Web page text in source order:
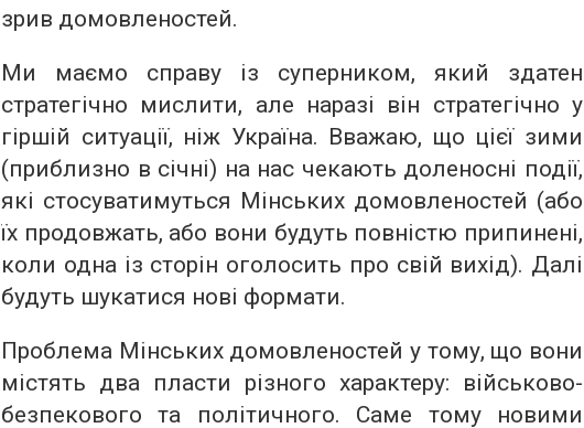
зрив домовленостей.
Ми маємо справу із суперником, який здатен
стратегічно мислити, але наразі він стратегічно у
гіршій ситуації, ніж Україна. Вважаю, що цієї зими
(приблизно в січні) на нас чекають доленосні події,
які стосуватимуться Мінських домовленостей (або
їх продовжать, або вони будуть повністю припинені,
коли одна із сторін оголосить про свій вихід). Далі
будуть шукатися нові формати.
Проблема Мінських домовленостей у тому, що вони
містять два пласти різного характеру: військово-
безпекового та політичного. Саме тому новими